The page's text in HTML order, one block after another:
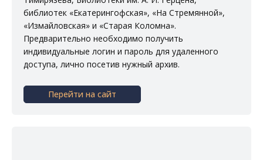
библиотек «Екатерингофская», «На Стремянной»,
«Измайловская» и «Старая Коломна».
Предварительно необходимо получить
индивидуальные логин и пароль для удаленного
доступа, лично посетив нужный архив.
Перейти на сайт